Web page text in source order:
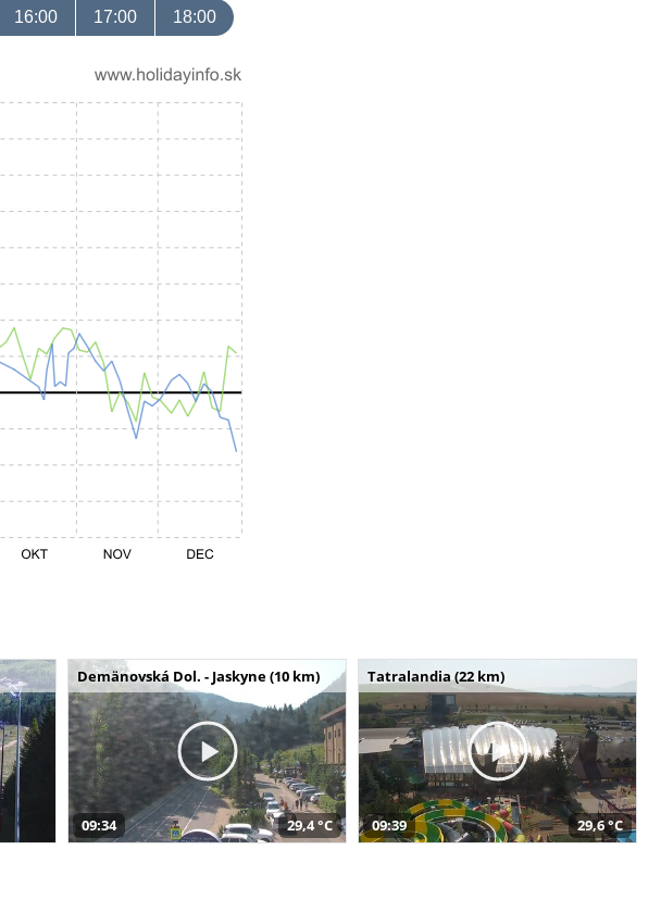
16:00 17:00 18:00
Demänovská Dol. - Jaskyne (10 km)
09:34 29,4 °C
Tatralandia (22 km)
09:39 29,6 °C